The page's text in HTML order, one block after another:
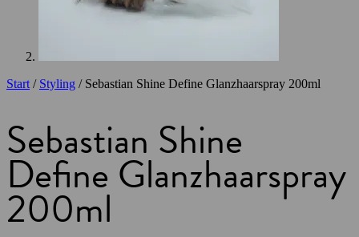
Start / Styling / Sebastian Shine Define Glanzhaarspray 200ml
Sebastian Shine
Define Glanzhaarspray
200ml